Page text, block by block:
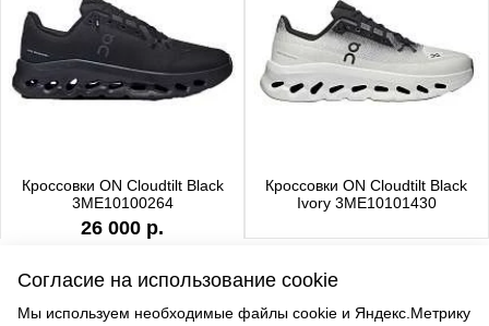
Кроссовки ON Cloudtilt Black
3ME10100264
26 000 р.
Кроссовки ON Cloudtilt Black
Ivory 3ME10101430
Согласие на использование cookie
Мы используем необходимые файлы cookie и Яндекс.Метрику